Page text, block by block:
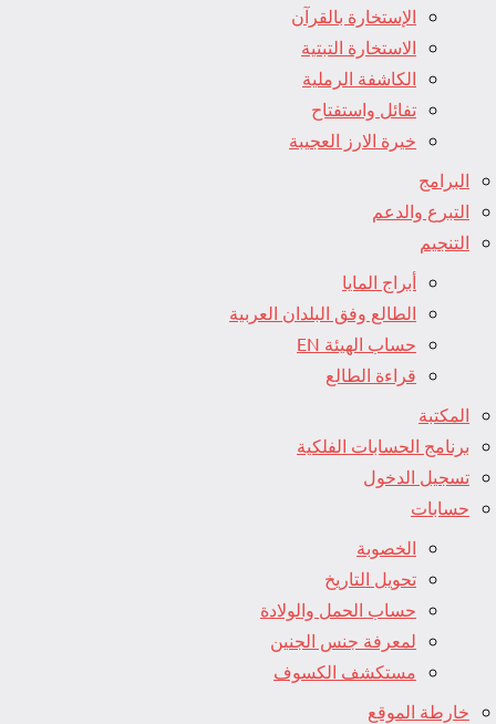
الإستخارة بالقرآن
الاستخارة التبتية
الكاشفة الرملية
تفائل واستفتاح
خيرة الارز العجيبة
البرامج
التبرع والدعم
التنجيم
أبراج المايا
الطالع وفق البلدان العربية
حساب الهيئة EN
قراءة الطالع
المكتبة
برنامج الحسابات الفلكية
تسجيل الدخول
حسابات
الخصوبة
تحويل التاريخ
حساب الحمل والولادة
لمعرفة جنس الجنين
مستكشف الكسوف
خارطة الموقع